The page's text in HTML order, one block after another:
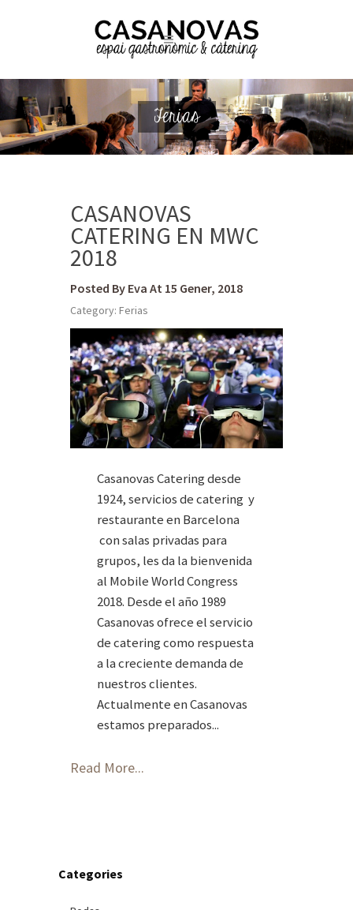
Ferias
CASANOVAS
CATERING EN MWC
2018
Posted By Eva At 15 Gener, 2018
Category: Ferias
Casanovas Catering desde
1924, servicios de catering y
restaurante en Barcelona
con salas privadas para
grupos, les da la bienvenida
al Mobile World Congress
2018. Desde el año 1989
Casanovas ofrece el servicio
de catering como respuesta
a la creciente demanda de
nuestros clientes.
Actualmente en Casanovas
estamos preparados...
Read More...
Categories